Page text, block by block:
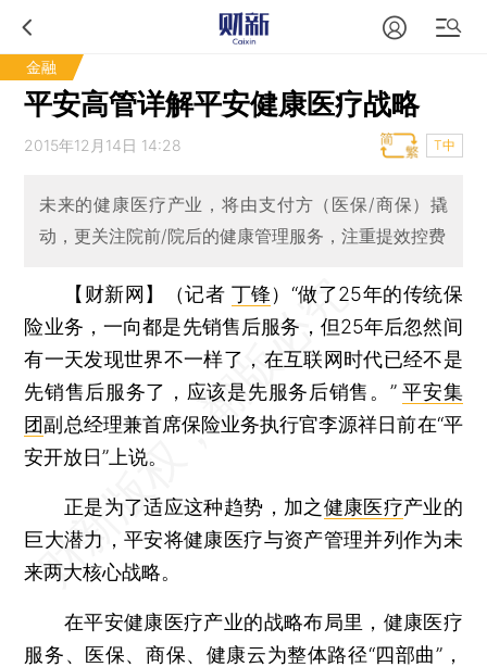
金融
平安高管详解平安健康医疗战略
2015年12月14日 14:28 T中
未来的健康医疗产业，将由支付方（医保/商保）撬
动，更关注院前/院后的健康管理服务，注重提效控费
【财新网】（记者 丁锋） “做了25年的传统保
险业务，一向都是先销售后服务，但25年后忽然间
有一天发现世界不一样了，在互联网时代已经不是
先销售后服务了，应该是先服务后销售。”平安集
团副总经理兼首席保险业务执行官李源祥日前在“平
安开放日”上说。
正是为了适应这种趋势，加之健康医疗产业的
巨大潜力，平安将健康医疗与资产管理并列作为未
来两大核心战略。
在平安健康医疗产业的战略布局里，健康医疗
服务、医保、商保、健康云为整体路径“四部曲”，